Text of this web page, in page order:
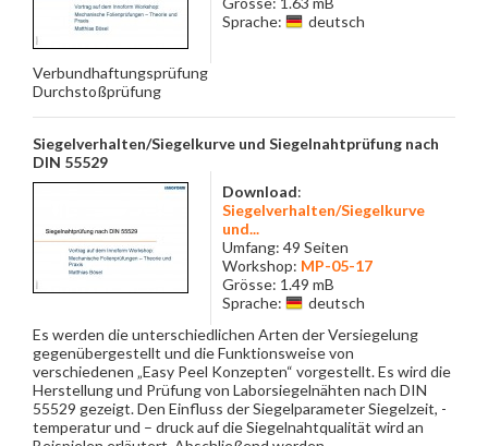
Sprache:
deutsch
Verbundhaftungsprüfung
Durchstoßprüfung
Siegelverhalten/Siegelkurve und Siegelnahtprüfung nach
DIN 55529
Download:
Siegelverhalten/Siegelkurve
und...
Umfang: 49 Seiten
Workshop: MP-05-17
Grösse: 1.49 mB
Sprache:
deutsch
Es werden die unterschiedlichen Arten der Versiegelung
gegenübergestellt und die Funktionsweise von
verschiedenen „Easy Peel Konzepten“ vorgestellt. Es wird die
Herstellung und Prüfung von Laborsiegelnähten nach DIN
55529 gezeigt. Den Einfluss der Siegelparameter Siegelzeit, -
temperatur und – druck auf die Siegelnahtqualität wird an